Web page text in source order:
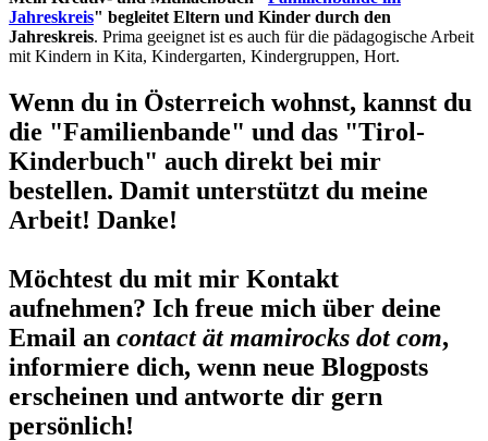
Jahreskreis" begleitet Eltern und Kinder durch den
Jahreskreis. Prima geeignet ist es auch für die pädagogische Arbeit
mit Kindern in Kita, Kindergarten, Kindergruppen, Hort.
Wenn du in Österreich wohnst, kannst du
die "Familienbande" und das "Tirol-
Kinderbuch" auch direkt bei mir
bestellen. Damit unterstützt du meine
Arbeit! Danke!
Möchtest du mit mir Kontakt
aufnehmen? Ich freue mich über deine
Email an contact ät mamirocks dot com,
informiere dich, wenn neue Blogposts
erscheinen und antworte dir gern
persönlich!